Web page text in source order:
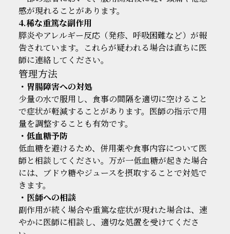
感が現れることがあります。
4.稀な重篤な副作用
膵炎やアレルギー反応（発疹、呼吸困難など）が報
告されています。これらが疑われる場合は直ちに医
師に連絡してください。
管理方法
・胃腸障害への対処
少量の水で服用し、食事の間隔を適切に空けること
で症状が軽減することがあります。医師の指示で用
量を調整することも有効です。
・低血糖予防
低血糖を避けるため、併用薬や食事内容について医
師と相談してください。万が一低血糖が起きた場合
には、ブドウ糖やジュースを摂取することで対処で
きます。
・医師への相談
副作用が続く場合や重篤な症状が現れた場合は、速
やかに医師に相談し、適切な処置を受けてくださ